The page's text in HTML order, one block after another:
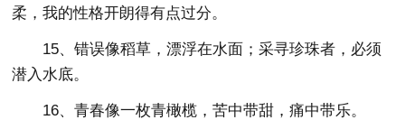
柔，我的性格开朗得有点过分。
15、错误像稻草，漂浮在水面；采寻珍珠者，必须
潜入水底。
16、青春像一枚青橄榄，苦中带甜，痛中带乐。